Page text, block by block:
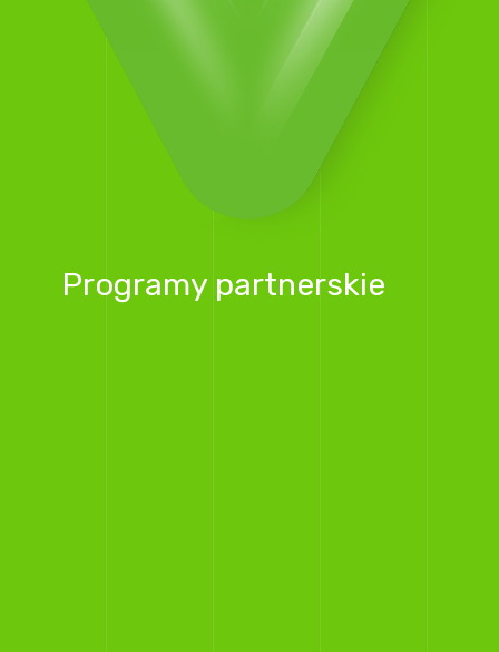
Programy partnerskie